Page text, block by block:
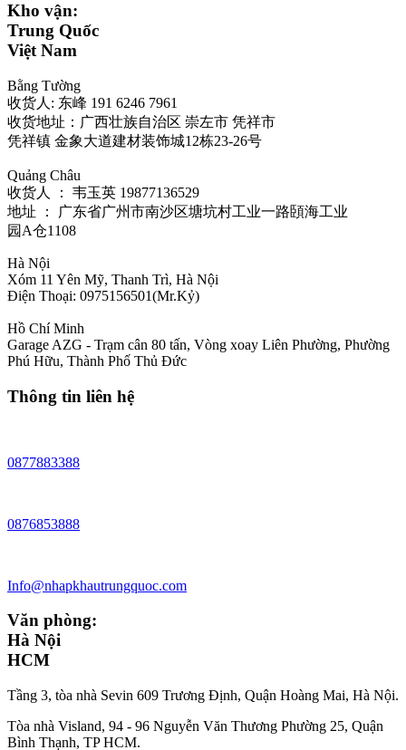
Kho vận:
Trung Quốc
Việt Nam
Bằng Tường
收货人: 东峰 191 6246 7961
收货地址：广西壮族自治区 崇左市 凭祥市
凭祥镇 金象大道建材装饰城12栋23-26号
Quảng Châu
收货人 ： 韦玉英 19877136529‬
地址 ： 广东省广州市南沙区塘坑村工业一路頣海工业
园A仓1108
Hà Nội
Xóm 11 Yên Mỹ, Thanh Trì, Hà Nội
Điện Thoại: 0975156501(Mr.Kỷ)
Hồ Chí Minh
Garage AZG - Trạm cân 80 tấn, Vòng xoay Liên Phường, Phường
Phú Hữu, Thành Phố Thủ Đức
Thông tin liên hệ
0877883388
0876853888
Info@nhapkhautrungquoc.com
Văn phòng:
Hà Nội
HCM
Tầng 3, tòa nhà Sevin 609 Trương Định, Quận Hoàng Mai, Hà Nội.
Tòa nhà Visland, 94 - 96 Nguyễn Văn Thương Phường 25, Quận
Bình Thạnh, TP HCM.